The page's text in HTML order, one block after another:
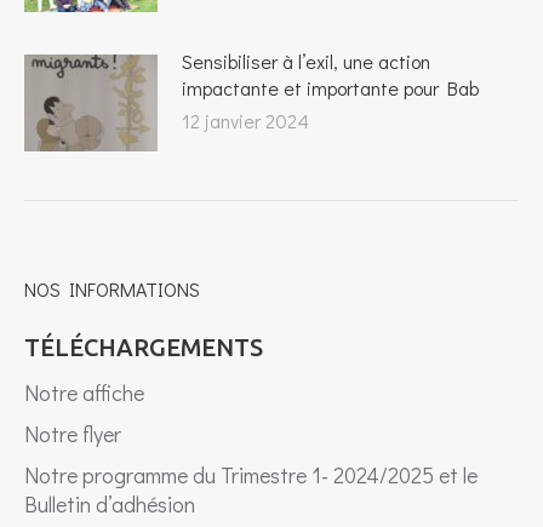
Sensibiliser à l’exil, une action
impactante et importante pour Bab
12 janvier 2024
NOS INFORMATIONS
TÉLÉCHARGEMENTS
Notre affiche
Notre flyer
Notre programme du Trimestre 1- 2024/2025 et le
Bulletin d’adhésion